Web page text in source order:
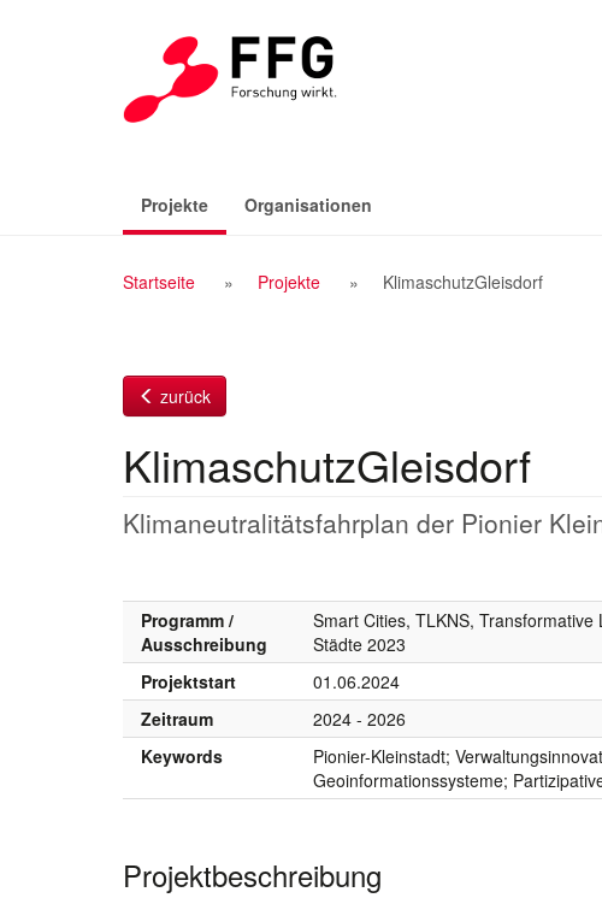
Projekte(aktiv)Organisationen
Breadcrumb
Startseite Projekte KlimaschutzGleisdorf
zurück
KlimaschutzGleisdorf
Klimaneutralitätsfahrplan der Pionier
Programm /
Ausschreibung
Smart Cities, TLKNS,
Städte 2023
Projektstart 01.06.2024
Zeitraum
2024 - 2026
Keywords
Pionier-Kleinstadt;
Geoinformationssysteme;
Projektbeschreibung